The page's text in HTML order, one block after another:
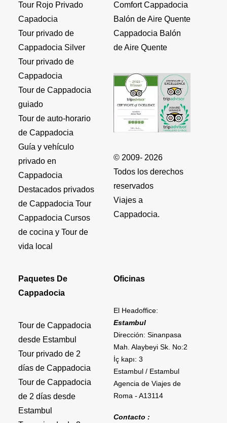
Tour Rojo Privado
Capadocia
Tour privado de
Cappadocia Silver
Tour privado de
Cappadocia
Tour de Cappadocia
guiado
Tour de auto-horario
de Cappadocia
Guía y vehículo
privado en
Cappadocia
Destacados privados
de Cappadocia Tour
Cappadocia Cursos
de cocina y Tour de
vida local
Comfort Cappadocia
Balón de Aire Quente
Cappadocia Balón
de Aire Quente
© 2009- 2026
Todos los derechos
reservados
Viajes a
Cappadocia.
Paquetes De
Cappadocia
Tour de Cappadocia
desde Estambul
Tour privado de 2
días de Cappadocia
Tour de Cappadocia
de 2 días desde
Estambul
Oficinas
El Headoffice:
Estambul
Dirección: Sinanpasa
Mah. Alaybeyi Sk. No:2
İç kapı: 3
Estambul / Estambul
Agencia de Viajes de
Roma - A13114
Contacto :